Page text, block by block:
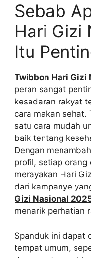
Sebab
Hari Gizi
Itu
Twibbon Hari Gizi
peran sangat
kesadaran rakyat
cara makan sehat.
satu cara mudah
baik tentang
Dengan
profil, setiap
merayakan Hari
dari kampanye
Gizi Nasional
menarik perhatian
Spanduk ini dapat
tempat umum,